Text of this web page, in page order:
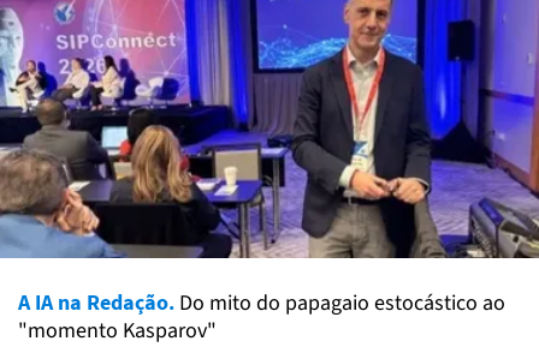
A IA na Redação. Do mito do papagaio estocástico ao
"momento Kasparov"